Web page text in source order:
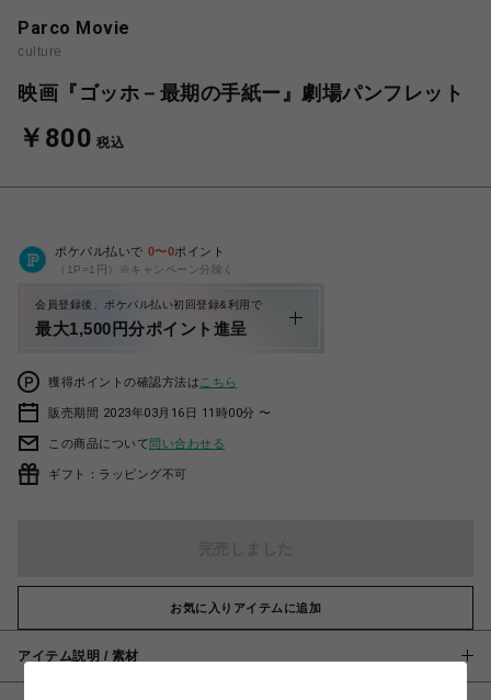
Parco Movie
culture
映画『ゴッホ－最期の手紙ー』劇場パンフレット
￥800 税込
ポケパル払いで 0〜0ポイント
（1P=1円）※キャンペーン分除く
会員登録後、ポケパル払い初回登録&利用で
最大1,500円分ポイント進呈
獲得ポイントの確認方法は こちら
販売期間 2023年03月16日 11時00分 〜
この商品について問い合わせる
ギフト：ラッピング不可
お気に入りアイテムに追加
アイテム説明 / 素材